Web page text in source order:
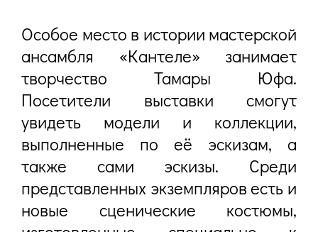
Особое место в истории мастерской
ансамбля «Кантеле» занимает
творчество Тамары Юфа.
Посетители выставки смогут
увидеть модели и коллекции,
выполненные по её эскизам, а
также сами эскизы. Среди
представленных экземпляров есть и
новые сценические костюмы,